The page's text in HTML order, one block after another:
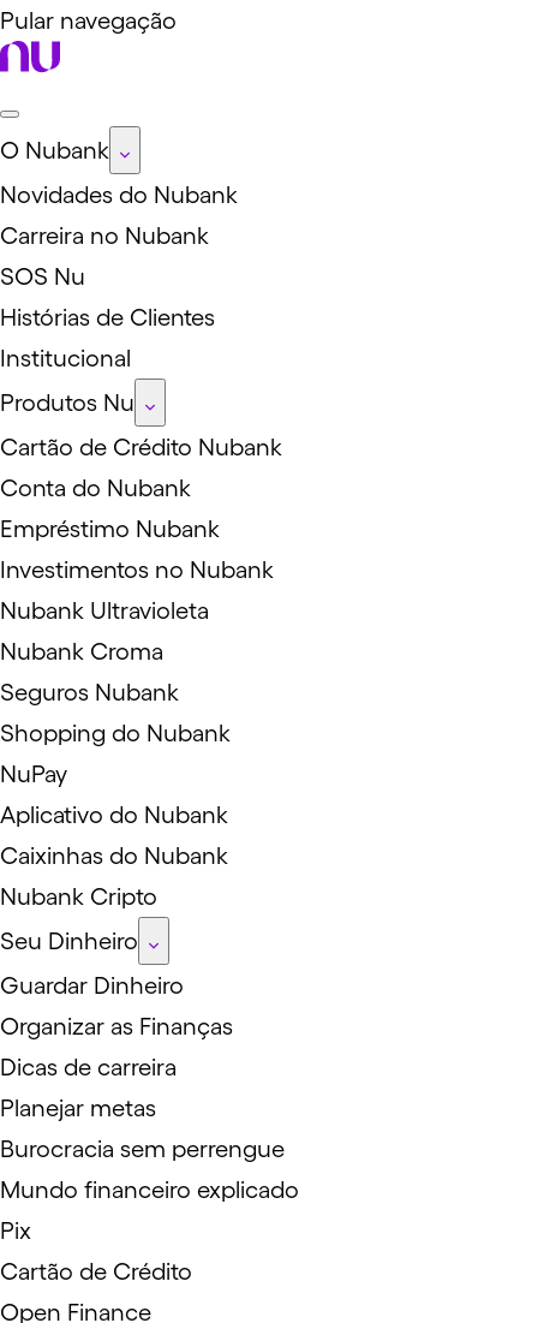
Pular navegação
O Nubank
Novidades do Nubank
Carreira no Nubank
SOS Nu
Histórias de Clientes
Institucional
Produtos Nu
Cartão de Crédito Nubank
Conta do Nubank
Empréstimo Nubank
Investimentos no Nubank
Nubank Ultravioleta
Nubank Croma
Seguros Nubank
Shopping do Nubank
NuPay
Aplicativo do Nubank
Caixinhas do Nubank
Nubank Cripto
Seu Dinheiro
Guardar Dinheiro
Organizar as Finanças
Dicas de carreira
Planejar metas
Burocracia sem perrengue
Mundo financeiro explicado
Pix
Cartão de Crédito
Open Finance